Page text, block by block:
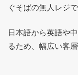
ぐそばの無人レジ
日本語から英語や
るため、幅広い客